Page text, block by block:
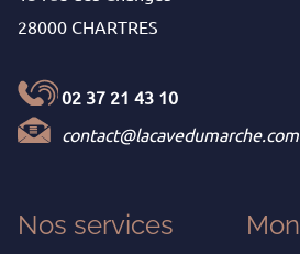
28000 CHARTRES
02 37 21 43 10
contact@lacavedumarche.com
Nos services Mon